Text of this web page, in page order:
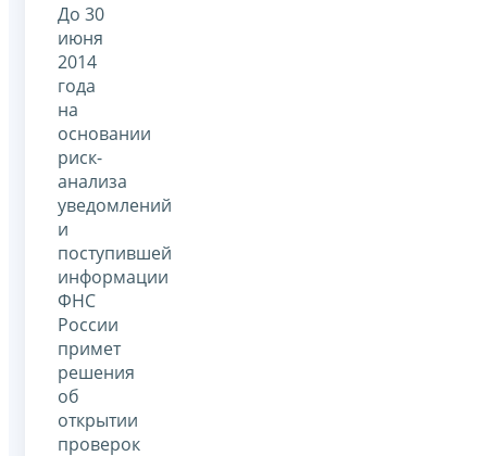
До 30
июня
2014
года
на
основании
риск-
анализа
уведомлений
и
поступившей
информации
ФНС
России
примет
решения
об
открытии
проверок